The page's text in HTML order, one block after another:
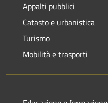
Appalti pubblici
Catasto e urbanistica
Turismo
Mobilità e trasporti